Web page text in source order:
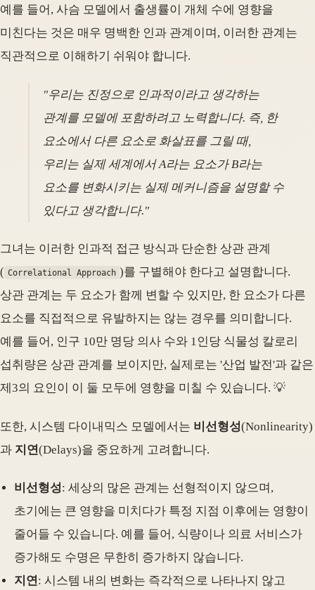
예를 들어, 사슴 모델에서 출생률이 개체 수에 영향을
미친다는 것은 매우 명백한 인과 관계이며, 이러한 관계는
직관적으로 이해하기 쉬워야 합니다.
"우리는 진정으로 인과적이라고 생각하는
관계를 모델에 포함하려고 노력합니다. 즉, 한
요소에서 다른 요소로 화살표를 그릴 때,
우리는 실제 세계에서 A라는 요소가 B라는
요소를 변화시키는 실제 메커니즘을 설명할 수
있다고 생각합니다."
그녀는 이러한 인과적 접근 방식과 단순한 상관 관계
( Correlational Approach )를 구별해야 한다고 설명합니다.
상관 관계는 두 요소가 함께 변할 수 있지만, 한 요소가 다른
요소를 직접적으로 유발하지는 않는 경우를 의미합니다.
예를 들어, 인구 10만 명당 의사 수와 1인당 식물성 칼로리
섭취량은 상관 관계를 보이지만, 실제로는 '산업 발전'과 같은
제3의 요인이 이 둘 모두에 영향을 미칠 수 있습니다. 💡
또한, 시스템 다이내믹스 모델에서는 비선형성(Nonlinearity)
과 지연(Delays)을 중요하게 고려합니다.
비선형성: 세상의 많은 관계는 선형적이지 않으며,
초기에는 큰 영향을 미치다가 특정 지점 이후에는 영향이
줄어들 수 있습니다. 예를 들어, 식량이나 의료 서비스가
증가해도 수명은 무한히 증가하지 않습니다.
지연: 시스템 내의 변화는 즉각적으로 나타나지 않고